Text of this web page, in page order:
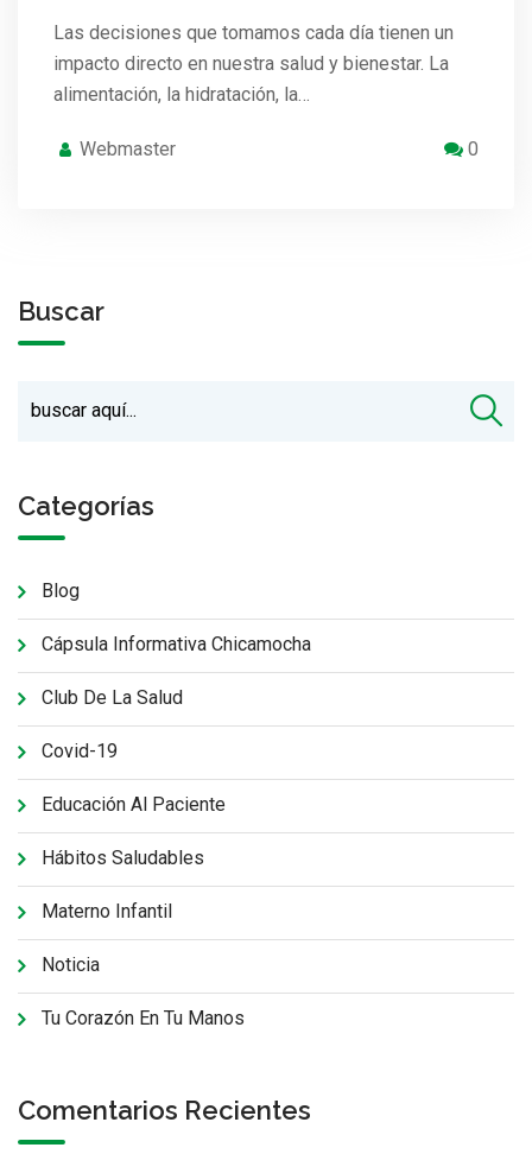
Las decisiones que tomamos cada día tienen un
impacto directo en nuestra salud y bienestar. La
alimentación, la hidratación, la…
Webmaster 0
Buscar
Categorías
Blog
Cápsula Informativa Chicamocha
Club De La Salud
Covid-19
Educación Al Paciente
Hábitos Saludables
Materno Infantil
Noticia
Tu Corazón En Tu Manos
Comentarios Recientes